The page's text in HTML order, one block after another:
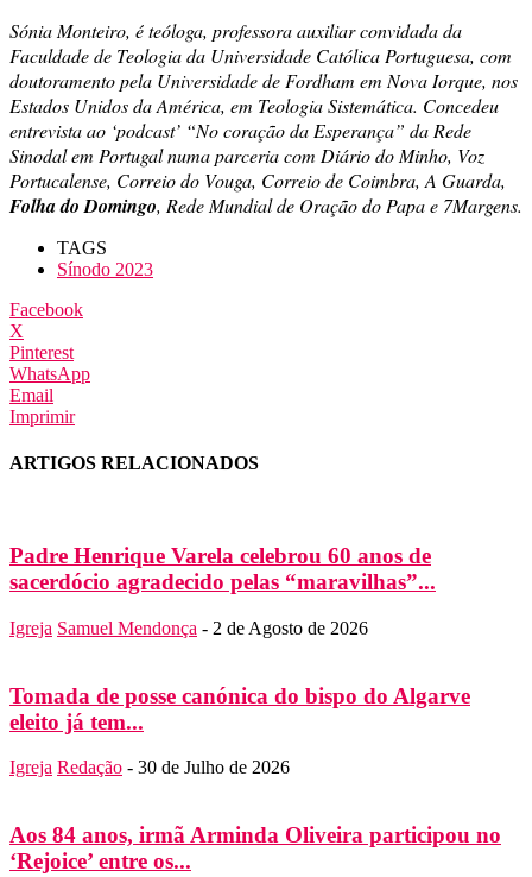
Sónia Monteiro, é teóloga, professora auxiliar convidada da
Faculdade de Teologia da Universidade Católica Portuguesa, com
doutoramento pela Universidade de Fordham em Nova Iorque, nos
Estados Unidos da América, em Teologia Sistemática. Concedeu
entrevista ao ‘podcast’ “No coração da Esperança” da Rede
Sinodal em Portugal numa parceria com Diário do Minho, Voz
Portucalense, Correio do Vouga, Correio de Coimbra, A Guarda,
Folha do Domingo, Rede Mundial de Oração do Papa e 7Margens.
TAGS
Sínodo 2023
Facebook
X
Pinterest
WhatsApp
Email
Imprimir
ARTIGOS RELACIONADOS
Padre Henrique Varela celebrou 60 anos de
sacerdócio agradecido pelas “maravilhas”...
Igreja Samuel Mendonça - 2 de Agosto de 2026
Tomada de posse canónica do bispo do Algarve
eleito já tem...
Igreja Redação - 30 de Julho de 2026
Aos 84 anos, irmã Arminda Oliveira participou no
‘Rejoice’ entre os...